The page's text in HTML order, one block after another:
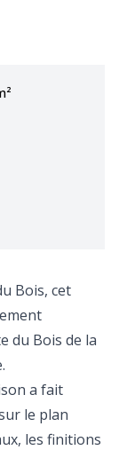
Bois, cet
du Bois de la
a fait
le plan
les finitions